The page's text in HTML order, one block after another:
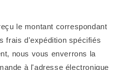
le montant correspondant
frais d'expédition spécifiés
nous vous enverrons la
à l'adresse électronique